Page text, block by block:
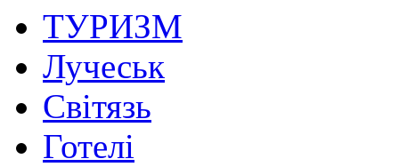
ТУРИЗМ
Лучеськ
Світязь
Готелі